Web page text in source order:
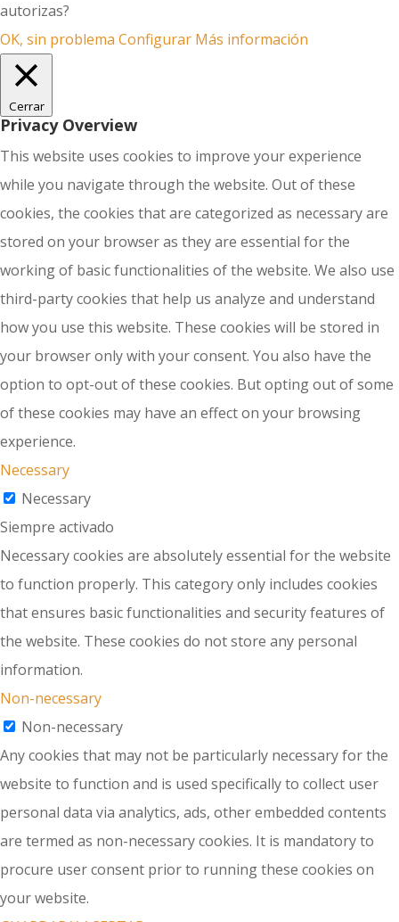
autorizas?
OK, sin problema Configurar Más información
Cerrar
Privacy Overview
This website uses cookies to improve your experience
while you navigate through the website. Out of these
cookies, the cookies that are categorized as necessary are
stored on your browser as they are essential for the
working of basic functionalities of the website. We also use
third-party cookies that help us analyze and understand
how you use this website. These cookies will be stored in
your browser only with your consent. You also have the
option to opt-out of these cookies. But opting out of some
of these cookies may have an effect on your browsing
experience.
Necessary
Necessary
Siempre activado
Necessary cookies are absolutely essential for the website
to function properly. This category only includes cookies
that ensures basic functionalities and security features of
the website. These cookies do not store any personal
information.
Non-necessary
Non-necessary
Any cookies that may not be particularly necessary for the
website to function and is used specifically to collect user
personal data via analytics, ads, other embedded contents
are termed as non-necessary cookies. It is mandatory to
procure user consent prior to running these cookies on
your website.